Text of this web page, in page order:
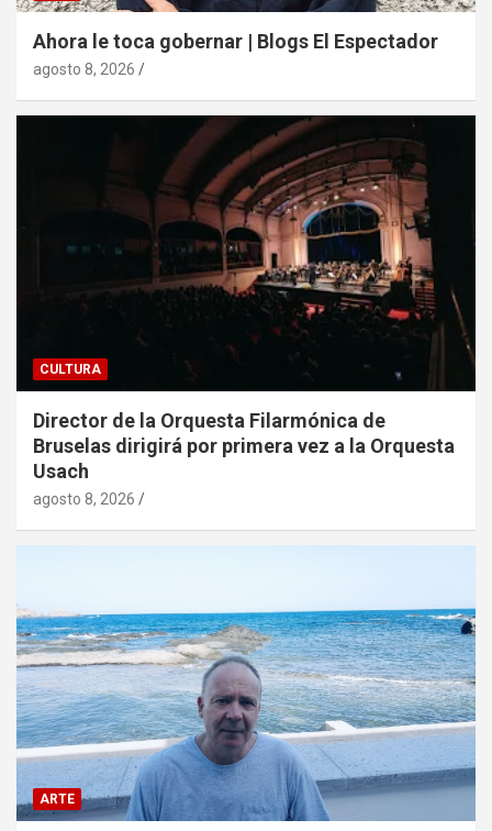
Ahora le toca gobernar | Blogs El Espectador
agosto 8, 2026
CULTURA
Director de la Orquesta Filarmónica de
Bruselas dirigirá por primera vez a la Orquesta
Usach
agosto 8, 2026
ARTE